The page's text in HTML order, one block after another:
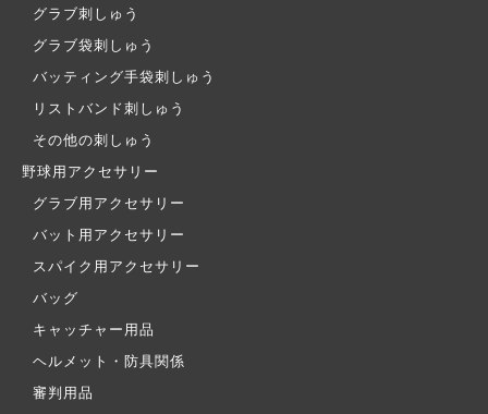
グラブ刺しゅう
グラブ袋刺しゅう
バッティング手袋刺しゅう
リストバンド刺しゅう
その他の刺しゅう
野球用アクセサリー
グラブ用アクセサリー
バット用アクセサリー
スパイク用アクセサリー
バッグ
キャッチャー用品
ヘルメット・防具関係
審判用品